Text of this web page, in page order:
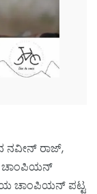
ನವೀನ್ ರಾಜ್,
ಚಾಂಪಿಯನ್
ಚಾಂಪಿಯನ್ ಪಟ್ಟ